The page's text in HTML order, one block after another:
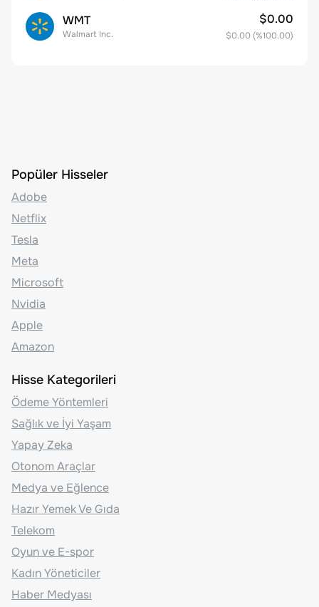
WMT
Walmart Inc.
$0.00
$0.00 (%100.00)
Popüler Hisseler
Adobe
Netflix
Tesla
Meta
Microsoft
Nvidia
Apple
Amazon
Hisse Kategorileri
Ödeme Yöntemleri
Sağlık ve İyi Yaşam
Yapay Zeka
Otonom Araçlar
Medya ve Eğlence
Hazır Yemek Ve Gıda
Telekom
Oyun ve E-spor
Kadın Yöneticiler
Haber Medyası